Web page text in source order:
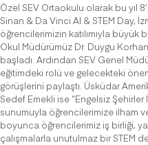
Özel SEV Ortaokulu olarak bu yıl
Sinan & Da Vinci AI & STEM Day,
öğrencilerimizin katılımıyla
Okul Müdürümüz Dr. Duygu
başladı. Ardından SEV Genel
eğitimdeki rolü ve gelecekteki
görüşlerini paylaştı. Üsküdar
Sedef Emekli ise “Engelsiz
sunumuyla öğrencilerimize ilham
boyunca öğrencilerimiz iş birliği,
çalışmalarla unutulmaz bir STEM